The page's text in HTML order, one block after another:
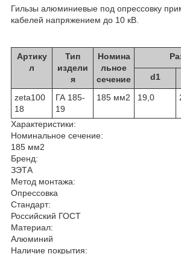
Гильзы алюминиевые под опрессовку
кабелей напряжением до 10 кВ.
Артику
л
Тип
издели
я
Номина
льное
сечение
d1
zeta100
18
ГА 185-
19
185 мм2 19,0
Характеристики:
Номинальное сечение:
185 мм2
Бренд:
ЗЭТА
Метод монтажа:
Опрессовка
Стандарт:
Российский ГОСТ
Материал:
Алюминий
Наличие покрытия: